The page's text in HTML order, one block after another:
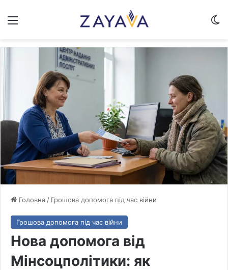
Меню
Головна / Грошова допомога під час війни
Грошова допомога під час війни
Нова допомога від
Мінсоцполітики: як